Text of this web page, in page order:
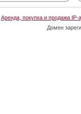
Аренда, покупка и продажа IP-
Домен